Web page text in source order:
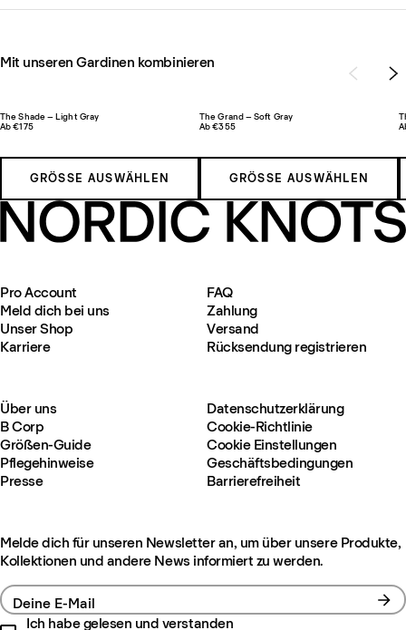
Mit unseren Gardinen kombinieren
The Shade – Light Gray
Ab €175
GRÖSSE AUSWÄHLEN
The Grand – Soft Gray
Ab €355
GRÖSSE AUSWÄHLEN
Pro Account
Meld dich bei uns
Unser Shop
Karriere
FAQ
Zahlung
Versand
Rücksendung registrieren
Über uns
B Corp
Größen-Guide
Pflegehinweise
Presse
Datenschutzerklärung
Cookie-Richtlinie
Cookie Einstellungen
Geschäftsbedingungen
Barrierefreiheit
Melde dich für unseren Newsletter an, um über unsere Produkte,
Kollektionen und andere News informiert zu werden.
Deine E-Mail
Ich habe gelesen und verstanden